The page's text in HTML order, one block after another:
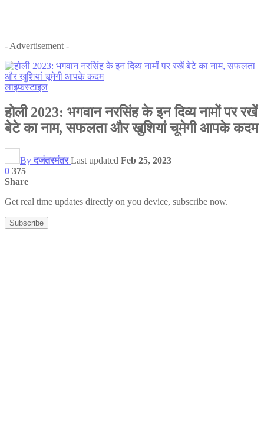
- Advertisement -
लाइफस्टाइल
होली 2023: भगवान नरसिंह के इन दिव्य नामों पर रखें
बेटे का नाम, सफलता और खुशियां चूमेगी आपके कदम
Byदजंतरमंतर Last updated Feb 25, 2023
0 375
Share
Get real time updates directly on you device, subscribe now.
Subscribe